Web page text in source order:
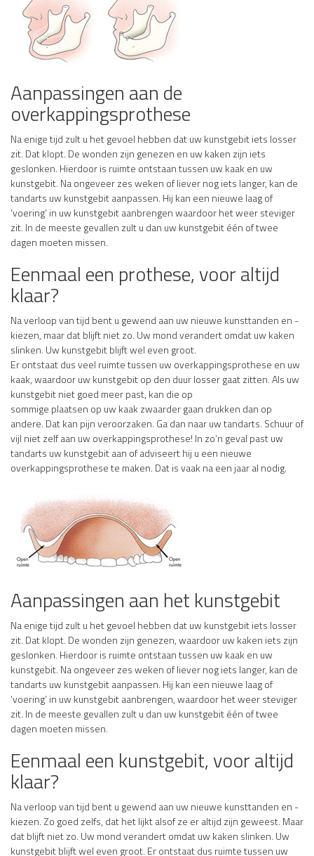
Aanpassingen aan de
overkappingsprothese
Na enige tijd zult u het gevoel hebben dat uw kunstgebit iets losser
zit. Dat klopt. De wonden zijn genezen en uw kaken zijn iets
geslonken. Hierdoor is ruimte ontstaan tussen uw kaak en uw
kunstgebit. Na ongeveer zes weken of liever nog iets langer, kan de
tandarts uw kunstgebit aanpassen. Hij kan een nieuwe laag of
‘voering’ in uw kunstgebit aanbrengen waardoor het weer steviger
zit. In de meeste gevallen zult u dan uw kunstgebit één of twee
dagen moeten missen.
Eenmaal een prothese, voor altijd
klaar?
Na verloop van tijd bent u gewend aan uw nieuwe kunsttanden en -
kiezen, maar dat blijft niet zo. Uw mond verandert omdat uw kaken
slinken. Uw kunstgebit blijft wel even groot.
Er ontstaat dus veel ruimte tussen uw overkappingsprothese en uw
kaak, waardoor uw kunstgebit op den duur losser gaat zitten. Als uw
kunstgebit niet goed meer past, kan die op
sommige plaatsen op uw kaak zwaarder gaan drukken dan op
andere. Dat kan pijn veroorzaken. Ga dan naar uw tandarts. Schuur of
vijl niet zelf aan uw overkappingsprothese! In zo’n geval past uw
tandarts uw kunstgebit aan of adviseert hij u een nieuwe
overkappingsprothese te maken. Dat is vaak na een jaar al nodig.
Aanpassingen aan het kunstgebit
Na enige tijd zult u het gevoel hebben dat uw kunstgebit iets losser
zit. Dat klopt. De wonden zijn genezen, waardoor uw kaken iets zijn
geslonken. Hierdoor is ruimte ontstaan tussen uw kaak en uw
kunstgebit. Na ongeveer zes weken of liever nog iets langer, kan de
tandarts uw kunstgebit aanpassen. Hij kan een nieuwe laag of
‘voering’ in uw kunstgebit aanbrengen, waardoor het weer steviger
zit. In de meeste gevallen zult u dan uw kunstgebit één of twee
dagen moeten missen.
Eenmaal een kunstgebit, voor altijd
klaar?
Na verloop van tijd bent u gewend aan uw nieuwe kunsttanden en -
kiezen. Zo goed zelfs, dat het lijkt alsof ze er altijd zijn geweest. Maar
dat blijft niet zo. Uw mond verandert omdat uw kaken slinken. Uw
kunstgebit blijft wel even groot. Er ontstaat dus ruimte tussen uw